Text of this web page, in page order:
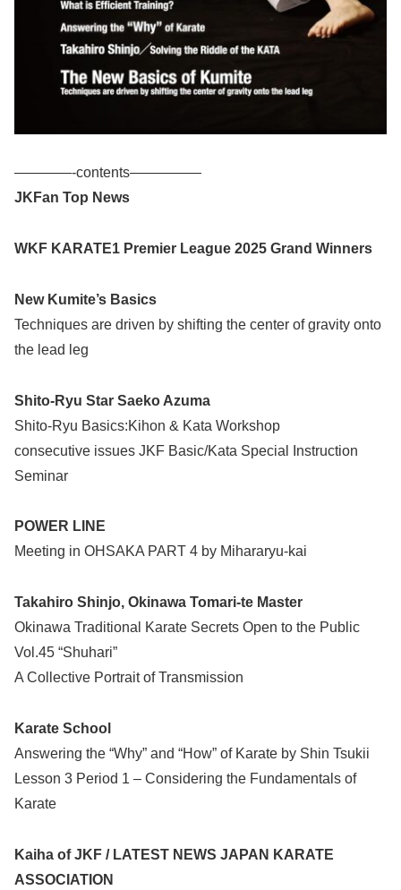
————-contents—————
JKFan Top News
WKF KARATE1 Premier League 2025 Grand Winners
New Kumite’s Basics
Techniques are driven by shifting the center of gravity onto
the lead leg
Shito-Ryu Star Saeko Azuma
Shito-Ryu Basics:Kihon & Kata Workshop
consecutive issues JKF Basic/Kata Special Instruction
Seminar
POWER LINE
Meeting in OHSAKA PART 4 by Mihararyu-kai
Takahiro Shinjo, Okinawa Tomari-te Master
Okinawa Traditional Karate Secrets Open to the Public
Vol.45 “Shuhari”
A Collective Portrait of Transmission
Karate School
Answering the “Why” and “How” of Karate by Shin Tsukii
Lesson 3 Period 1 – Considering the Fundamentals of
Karate
Kaiha of JKF / LATEST NEWS JAPAN KARATE
ASSOCIATION